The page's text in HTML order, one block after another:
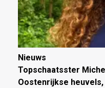
Nieuws
Topschaatsster
Oostenrijkse heuvels,